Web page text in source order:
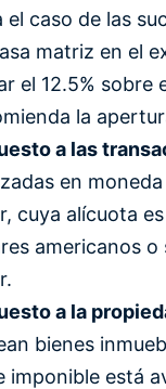
el caso de las
matriz en el
el 12.5%
la
a las
en
cuya alícuota
americanos
a la
bienes
imponible está